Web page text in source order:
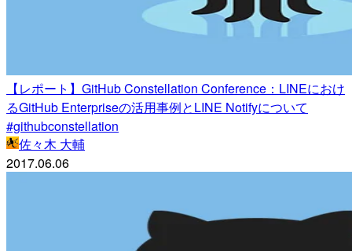
【レポート】GitHub Constellation Conference：LINEにおけ
るGitHub Enterpriseの活用事例とLINE Notifyについて
#githubconstellation
佐々木 大輔
2017.06.06